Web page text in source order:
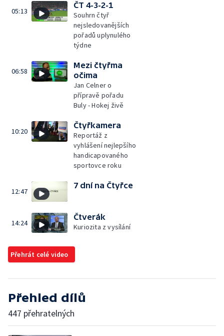
05:13
ČT 4-3-2-1
Souhrn čtyř
nejsledovanějších
pořadů uplynulého
týdne
06:58
Mezi čtyřma
očima
Jan Celner o
přípravě pořadu
Buly - Hokej živě
10:20
Čtyřkamera
Reportáž z
vyhlášení nejlepšího
handicapovaného
sportovce roku
12:47
7 dní na Čtyřce
14:24
Čtverák
Kuriozita z vysílání
Přehrát celé video
Přehled dílů
447 přehratelných